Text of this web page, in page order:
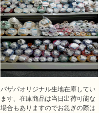
パザパオリジナル生地在庫してい
ます。在庫商品は当日出荷可能な
場合もありますのでお急ぎの際は